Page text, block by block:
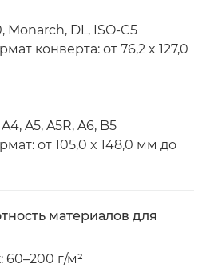
DL, ISO-C5
конверта: от 76,2 x 127,0
A5, A5R, A6, B5
от 105,0 x 148,0 мм до
материалов для
60–200 г/м²